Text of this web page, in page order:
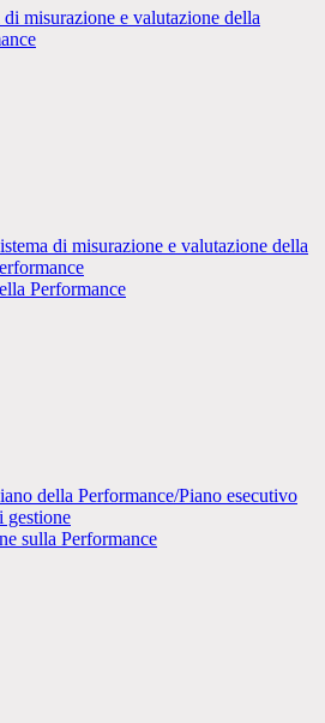
di misurazione e valutazione della
di misurazione e valutazione della
Performance
della Performance/Piano esecutivo
gestione
sulla Performance